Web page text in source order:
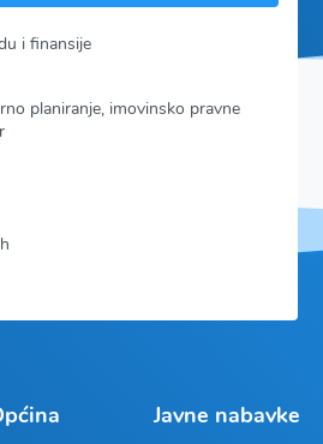
i finansije
planiranje, imovinsko pravne
Javne nabavke